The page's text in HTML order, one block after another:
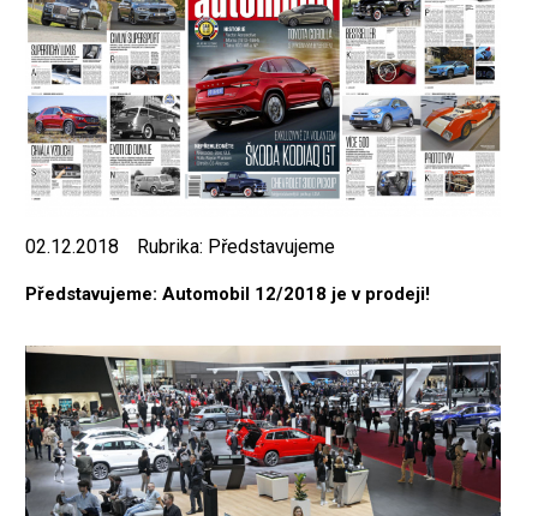
02.12.2018 Rubrika: Představujeme
Představujeme: Automobil 12/2018 je v prodeji!